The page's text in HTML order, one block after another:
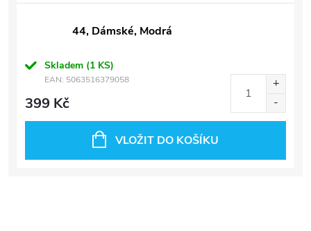
44, Dámské, Modrá
Skladem (1 KS)
EAN: 5063516379058
399 Kč
VLOŽIT DO KOŠÍKU